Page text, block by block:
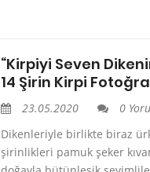
“Kirpiyi Seven
14 Şirin Kirpi
23.05.2020
0
Dikenleriyle birlikte biraz
şirinlikleri pamuk şeker